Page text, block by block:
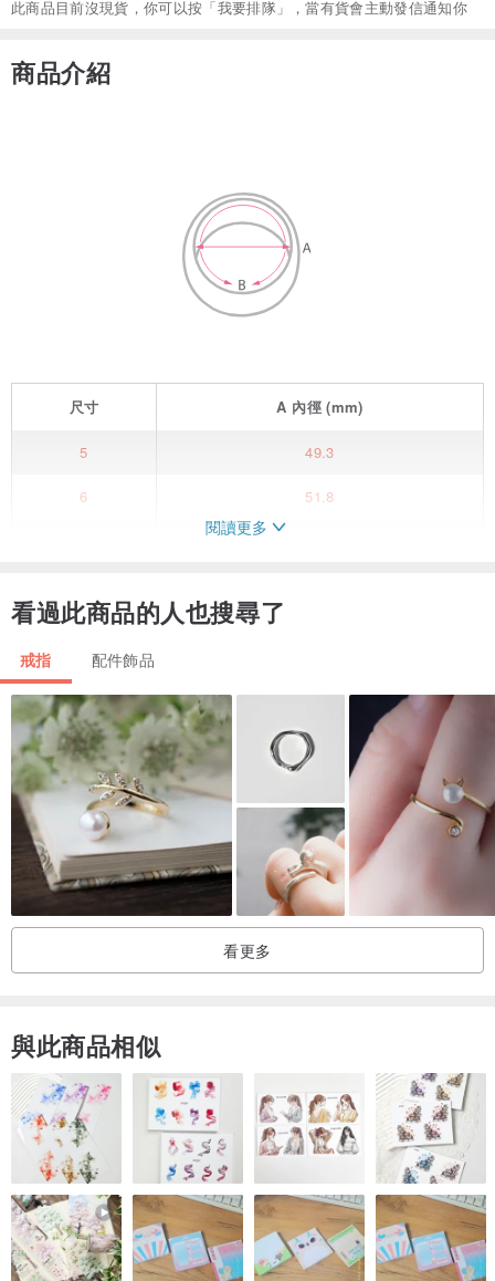
此商品目前沒現貨，你可以按「我要排隊」，當有貨會主動發信通知你
商品介紹
尺寸 A 內徑(mm)
5 49.3
6 51.8
9
我們的薄荷埃及艷後環是有史以來時尚和熱銷一塊！用金屬金三角重
音，它增加了一個老式的魅力和觸摸你的手的每一個波閃亮。
©一個OOAK設計由手工你真正，JeannieRichardManufacturing位置
（S）/流程（ES）手工新加坡
閱讀更多
看過此商品的人也搜尋了
戒指 配件飾品
看更多
與此商品相似